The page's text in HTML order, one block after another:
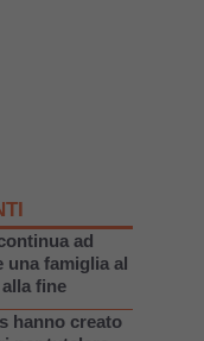
ad
una famiglia al
fine
hanno creato